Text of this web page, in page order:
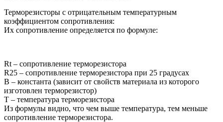
Терморезисторы с отрицательным температурным
коэффициентом сопротивления:
Их сопротивление определяется по формуле:
Rt – сопротивление терморезистора
R25 – сопротивление терморезистора при 25 градусах
B – константа (зависит от свойств материала из которого
изготовлен терморезистор)
T – температура терморезистора
Из формулы видно, что чем выше температура, тем меньше
сопротивление терморезистора.